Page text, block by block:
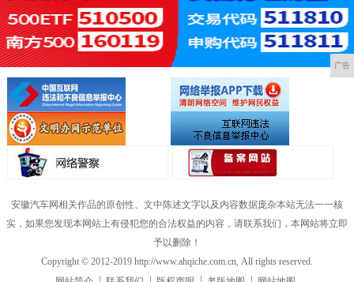
广告
安徽汽车网相关作品的原创性、文中陈述文字以及内容数据庞杂本站无法一一核
实，如果您发现本网站上有侵犯您的合法权益的内容，请联系我们，本网站将立即
予以删除！
Copyright © 2012-2019 http://www.ahqiche.com.cn, All rights reserved.